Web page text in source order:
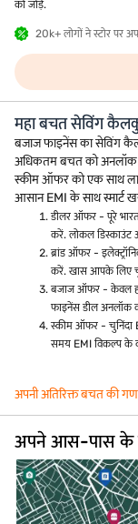
को जोड़ें.
20k+ लोगों ने स्टोर पर
महा बचत सेविंग
बजाज फाइनेंस का सेविंग
अधिकतम बचत को अनलॉक
स्कीम ऑफर को एक साथ
आसान EMI के साथ स्मार्ट
डीलर ऑफर - पूरे भारत
करें. लोकल डिस्काउंट
ब्रांड ऑफर -
करें. खास आपके लिए
बजाज ऑफर - केवल
फाइनेंस डील अनलॉक
स्कीम ऑफर - चुनिंदा
समय EMI विकल्प के
अपनी अतिरिक्त बचत की
अपने आस-पास के